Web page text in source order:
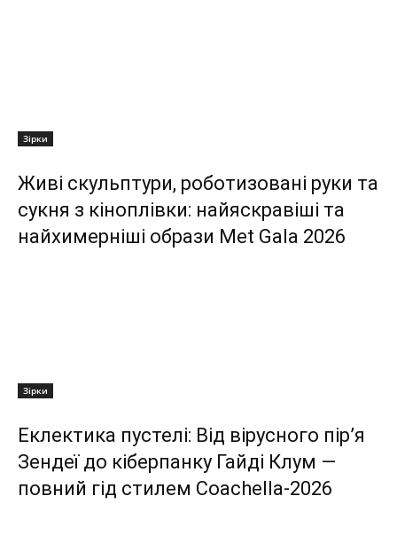
Зірки
Живі скульптури, роботизовані руки та
сукня з кіноплівки: найяскравіші та
найхимерніші образи Met Gala 2026
Зірки
Еклектика пустелі: Від вірусного пір’я
Зендеї до кіберпанку Гайді Клум —
повний гід стилем Coachella-2026